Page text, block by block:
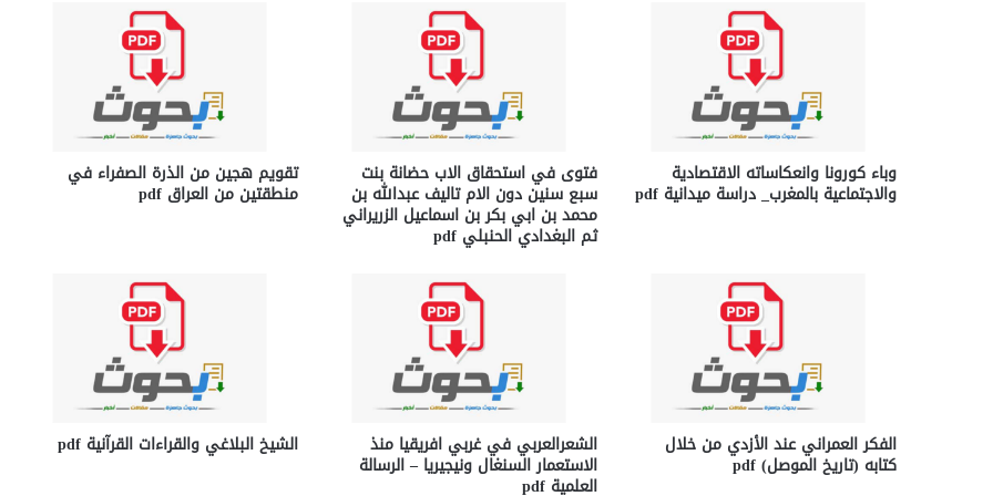
وباء كورونا وانعكاساته الاقتصادية
والاجتماعية بالمغرب_ دراسة ميدانية pdf
فتوى في استحقاق الاب حضانة بنت
سبع سنين دون الام تاليف عبدالله بن
محمد بن ابي بكر بن اسماعيل الزريراني
ثم البغدادي الحنبلي pdf
تقويم هجين من الذرة الصفراء في
منطقتين من العراق pdf
الفكر العمراني عند الأزدي من خلال
كتابه (تاريخ الموصل) pdf
الشعرالعربي في غربي افريقيا منذ
الاستعمار السنغال ونيجيريا – الرسالة
العلمية pdf
الشيخ البلاغي والقراءات القرآنية pdf